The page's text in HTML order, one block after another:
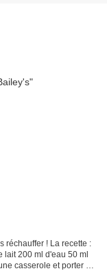
réchauffer ! La recette :
lait 200 ml d'eau 50 ml
casserole et porter à